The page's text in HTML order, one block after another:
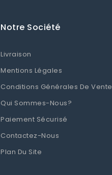
Notre Société
Livraison
Mentions Légales
Conditions Générales De Vente
Qui Sommes-Nous?
Paiement Sécurisé
Contactez-Nous
Plan Du Site